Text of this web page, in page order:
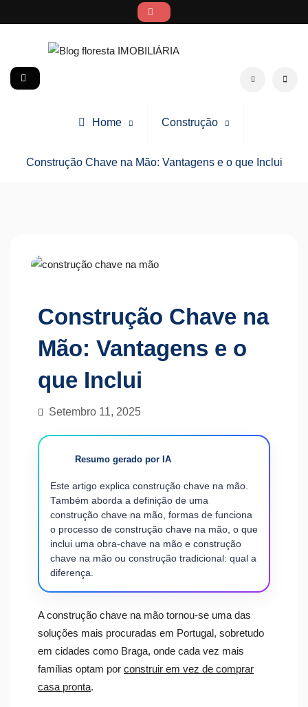
to
Blog floresta IMOBILIÁRIA Search social
Home Construção
Construção Chave na Mão: Vantagens e o que Inclui
Construção Chave na
Mão: Vantagens e o
que Inclui
Setembro 11, 2025
Resumo gerado por IA
Este artigo explica construção chave na mão.
Também aborda a definição de uma
construção chave na mão, formas de funciona
o processo de construção chave na mão, o que
inclui uma obra-chave na mão e construção
chave na mão ou construção tradicional: qual a
diferença.
A construção chave na mão tornou-se uma das
soluções mais procuradas em Portugal, sobretudo
em cidades como Braga, onde cada vez mais
famílias optam por construir em vez de comprar
casa pronta.